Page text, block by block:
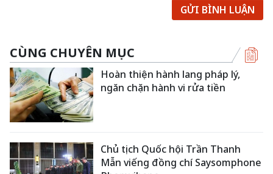
GỬI BÌNH LUẬN
CÙNG CHUYÊN MỤC
Hoàn thiện hành lang pháp lý,
ngăn chặn hành vi rửa tiền
Chủ tịch Quốc hội Trần Thanh
Mẫn viếng đồng chí Saysomphone